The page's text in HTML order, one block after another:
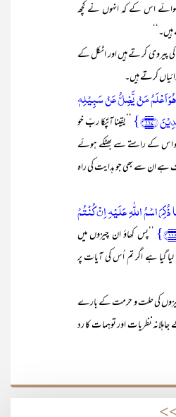
اس کے کہ انہوں نے کچھ
پیروی کر تے ہیں اور اٹکل کے
کرتے ہیں۔
اَعۡلَمُ مَنۡ یَّضِلُّ عَنۡ سَبِیۡلِہٖ
’’یقینا آپؐکا ربّ خو
اس کے راستے سے بھٹکے ہوئے
ہے ان سے بھی جو ہدایت کی راہ
ذُکِرَ اسۡمُ اللّٰہِ عَلَیۡہِ اِنۡ کُنۡتُمۡ
’’پس کھاؤ ان چیزوں میں
گیا ہے اگر تم اُس کی آیات پر
کی حلت و حرمت کے بارے
نظریات اور توہمات کا رد